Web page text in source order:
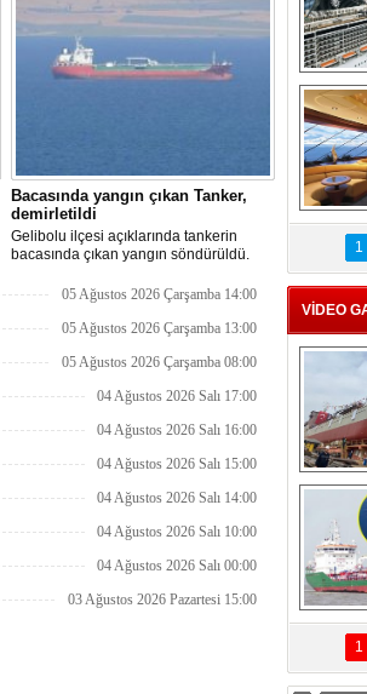
Bacasında yangın çıkan Tanker,
demirletildi
Gelibolu ilçesi açıklarında tankerin
bacasında çıkan yangın söndürüldü.
Sahası'na demirletildi.
05 Ağustos 2026 Çarşamba 14:00
05 Ağustos 2026 Çarşamba 13:00
05 Ağustos 2026 Çarşamba 08:00
04 Ağustos 2026 Salı 17:00
04 Ağustos 2026 Salı 16:00
04 Ağustos 2026 Salı 15:00
04 Ağustos 2026 Salı 14:00
04 Ağustos 2026 Salı 10:00
04 Ağustos 2026 Salı 00:00
03 Ağustos 2026 Pazartesi 15:00
“Gemi
1
VİDEO
sahipli 1